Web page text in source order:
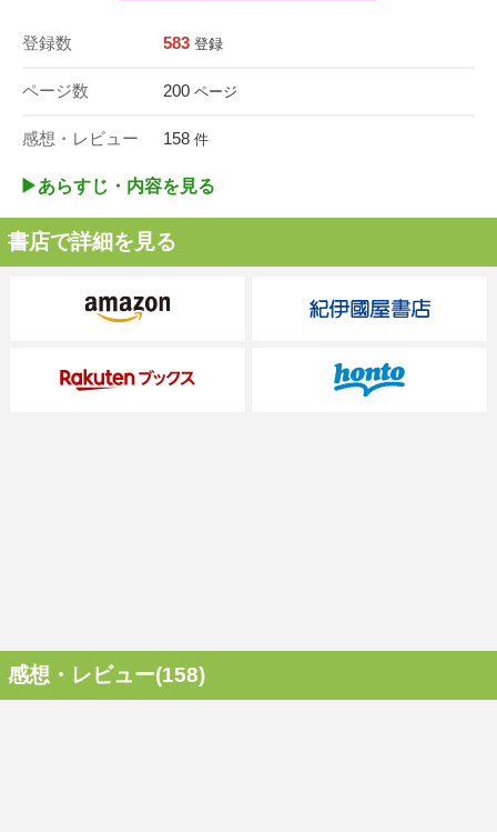
登録数 583 登録
ページ数 200 ページ
感想・レビュー 158 件
▶︎あらすじ・内容を見る
書店で詳細を見る
感想・レビュー(158)